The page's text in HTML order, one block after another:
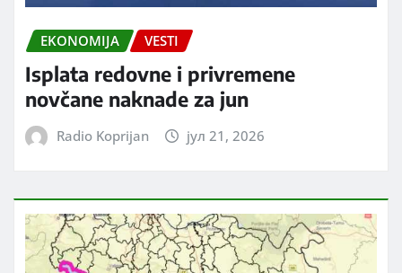
EKONOMIJA VESTI
Isplata redovne i privremene
novčane naknade za jun
Radio Koprijan јул 21, 2026